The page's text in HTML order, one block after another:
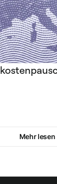
Mehr lesen